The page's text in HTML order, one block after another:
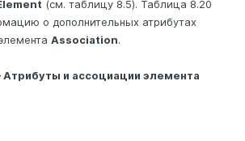
(см. таблицу 8.5). Таблица 8.20
о дополнительных атрибутах
Association.
Атрибуты и ассоциации элемента